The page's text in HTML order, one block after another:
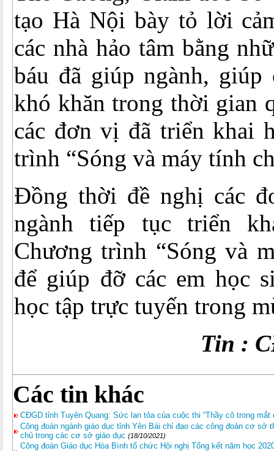
tạo Hà Nội bày tỏ lời
các nhà hảo tâm bằng
báu đã giúp ngành, giúp
khó khăn trong thời gian
các đơn vị đã triển khai
trình “Sóng và máy tính
Đồng thời đề nghị các
ngành tiếp tục triển
Chương trình “Sóng và
để giúp đỡ các em học
học tập trực tuyến trong
Tin :
Các tin khác
CĐGD tỉnh Tuyên Quang: Sức lan tỏa của cuộc thi “Thầy cô trong mắt
Công đoàn ngành giáo dục tỉnh Yên Bái chỉ đạo các công đoàn cơ sở
chủ trong các cơ sở giáo dục (18/10/2021)
Công đoàn Giáo dục Hòa Bình tổ chức Hội nghị Tổng kết năm học